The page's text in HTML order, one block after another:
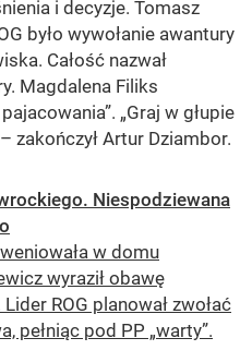
i decyzje. Tomasz
było wywołanie awantury
Całość nazwał
Magdalena Filiks
„Graj w głupie
zakończył Artur Dziambor.
Niespodziewana
w domu
wyraził obawę
ROG planował zwołać
pełniąc pod PP „warty”.